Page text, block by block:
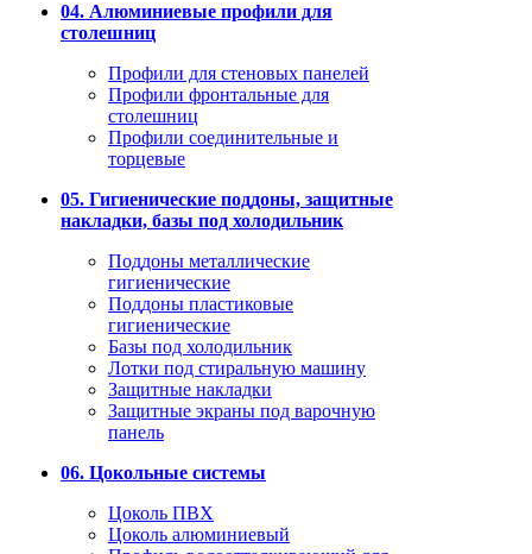
04. Алюминиевые профили для
столешниц
Профили для стеновых панелей
Профили фронтальные для
столешниц
Профили соединительные и
торцевые
05. Гигиенические поддоны, защитные
накладки, базы под холодильник
Поддоны металлические
гигиенические
Поддоны пластиковые
гигиенические
Базы под холодильник
Лотки под стиральную машину
Защитные накладки
Защитные экраны под варочную
панель
06. Цокольные системы
Цоколь ПВХ
Цоколь алюминиевый